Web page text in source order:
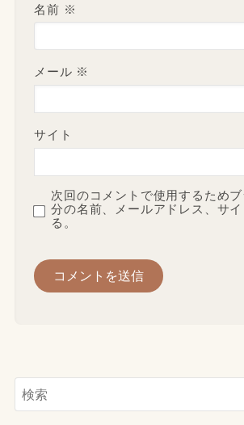
名前 ※
メール ※
サイト
次回のコメントで使用するため
分の名前、メールアドレス、サ
る。